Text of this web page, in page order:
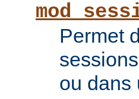
Permet
ou dans